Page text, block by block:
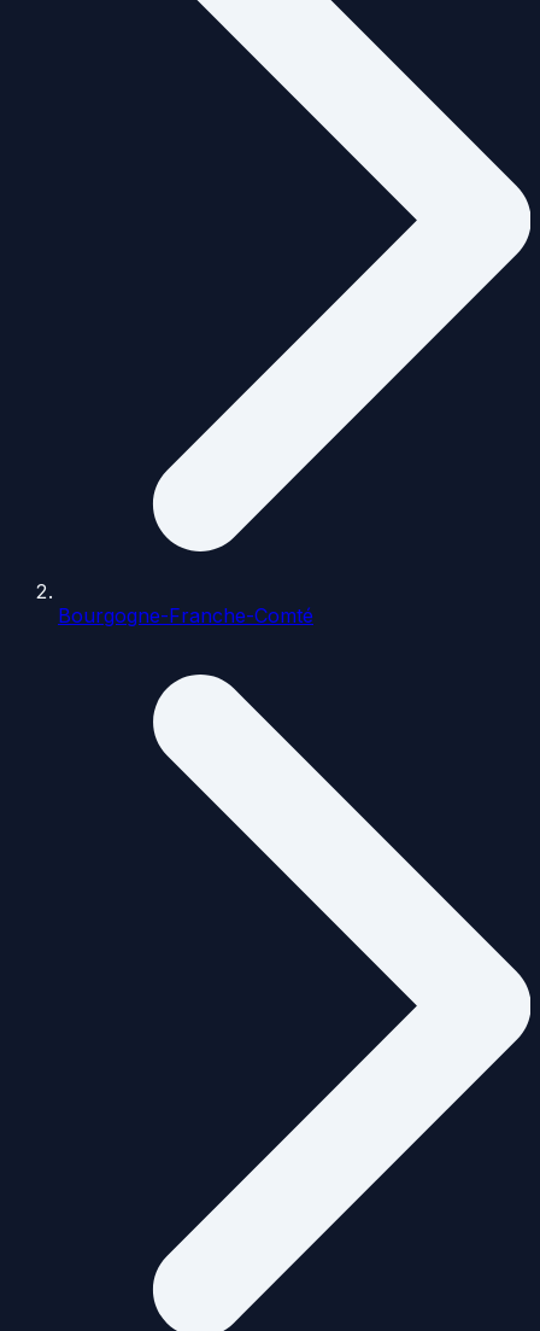
Bourgogne-Franche-Comté